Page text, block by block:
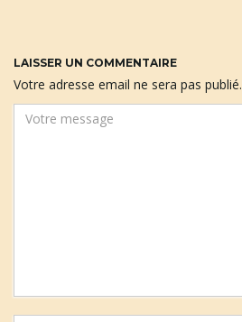
LAISSER UN COMMENTAIRE
Votre adresse email ne sera pas publié.